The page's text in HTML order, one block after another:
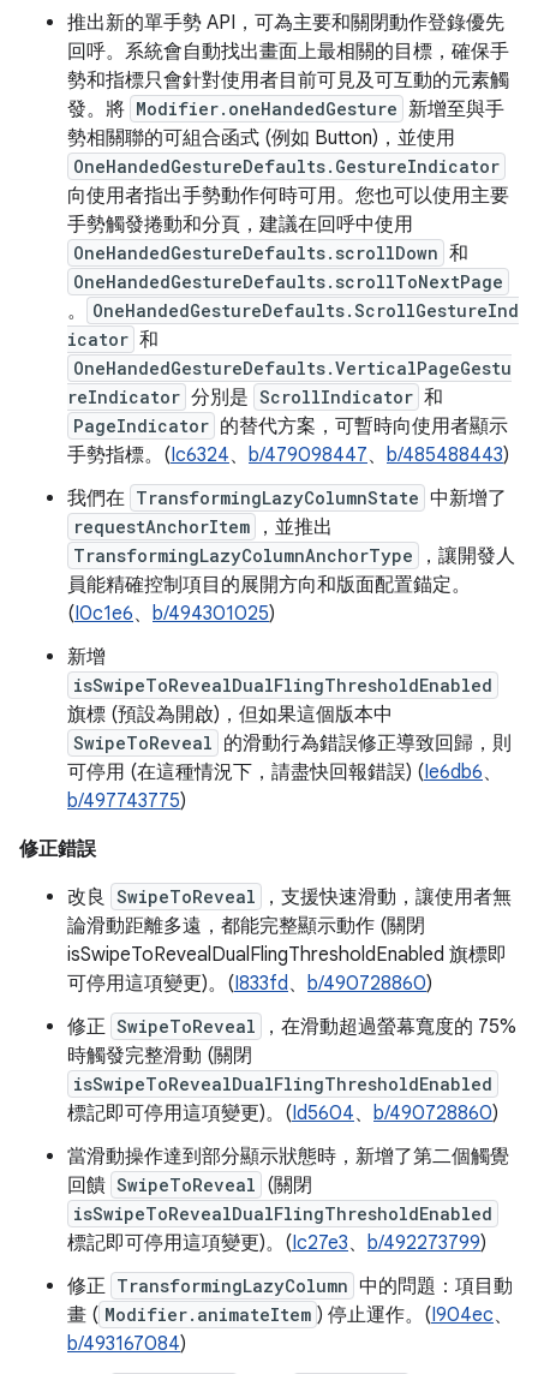
推出新的單手勢 API，可為主要和關閉動作登錄優先
回呼。系統會自動找出畫面上最相關的目標，確保手
勢和指標只會針對使用者目前可見及可互動的元素觸
發。將 Modifier.oneHandedGesture 新增至與手
勢相關聯的可組合函式 (例如 Button)，並使用
OneHandedGestureDefaults.GestureIndicator
向使用者指出手勢動作何時可用。您也可以使用主要
手勢觸發捲動和分頁，建議在回呼中使用
OneHandedGestureDefaults.scrollDown 和
OneHandedGestureDefaults.scrollToNextPage
。
OneHandedGestureDefaults.ScrollGestureInd
icator 和
OneHandedGestureDefaults.VerticalPageGestu
reIndicator 分別是 ScrollIndicator 和
PageIndicator 的替代方案，可暫時向使用者顯示
手勢指標。(Ic6324、 b/479098447、 b/485488443)
我們在 TransformingLazyColumnState 中新增了
requestAnchorItem ，並推出
TransformingLazyColumnAnchorType
，讓開發人
員能精確控制項目的展開方向和版面配置錨定。
(I0c1e6、 b/494301025)
新增
isSwipeToRevealDualFlingThresholdEnabled
旗標 (預設為開啟)，但如果這個版本中
SwipeToReveal 的滑動行為錯誤修正導致回歸，則
可停用 (在這種情況下，請盡快回報錯誤) (Ie6db6、
b/497743775)
修正錯誤
改良 SwipeToReveal
，支援快速滑動，讓使用者無
論滑動距離多遠，都能完整顯示動作 (關閉
isSwipeToRevealDualFlingThresholdEnabled 旗標即
可停用這項變更)。(I833fd、 b/490728860)
修正 SwipeToReveal
，在滑動超過螢幕寬度的 75%
時觸發完整滑動 (關閉
isSwipeToRevealDualFlingThresholdEnabled
標記即可停用這項變更)。(Id5604、 b/490728860)
當滑動操作達到部分顯示狀態時，新增了第二個觸覺
回饋 SwipeToReveal (關閉
isSwipeToRevealDualFlingThresholdEnabled
標記即可停用這項變更)。(Ic27e3、 b/492273799)
修正 TransformingLazyColumn 中的問題：項目動
畫 ( Modifier.animateItem ) 停止運作。(I904ec、
b/493167084)